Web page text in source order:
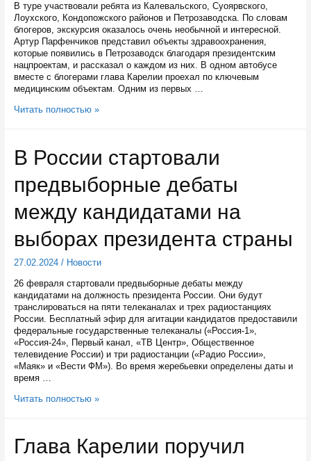
В туре участвовали ребята из Калевальского, Суоярвского,
Лоухского, Кондопожского районов и Петрозаводска. По словам
блогеров, экскурсия оказалось очень необычной и интересной.
Артур Парфенчиков представил объекты здравоохранения,
которые появились в Петрозаводск благодаря президентским
нацпроектам, и рассказал о каждом из них. В одном автобусе
вместе с блогерами глава Карелии проехал по ключевым
медицинским объектам. Одним из первых …
Глава
блогерам
новые
объекты
здравоохранения
Читать полностью »
В России стартовали
предвыборные дебаты
между кандидатами на
выборах президента страны
27.02.2024/ Новости
26 февраля стартовали предвыборные дебаты между
кандидатами на должность президента России. Они будут
транслироваться на пяти телеканалах и трех радиостанциях
России. Бесплатный эфир для агитации кандидатов предоставили
федеральные государственные телеканалы («Россия-1»,
«Россия-24», Первый канал, «ТВ Центр», Общественное
телевидение России) и три радиостанции («Радио России»,
«Маяк» и «Вести ФМ»). Во время жеребьевки определены даты и
время …
В
дебаты
Читать полностью »
Глава Карелии поручил